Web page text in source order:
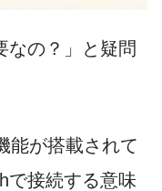
なの？」と疑問
能が搭載されて
で接続する意味